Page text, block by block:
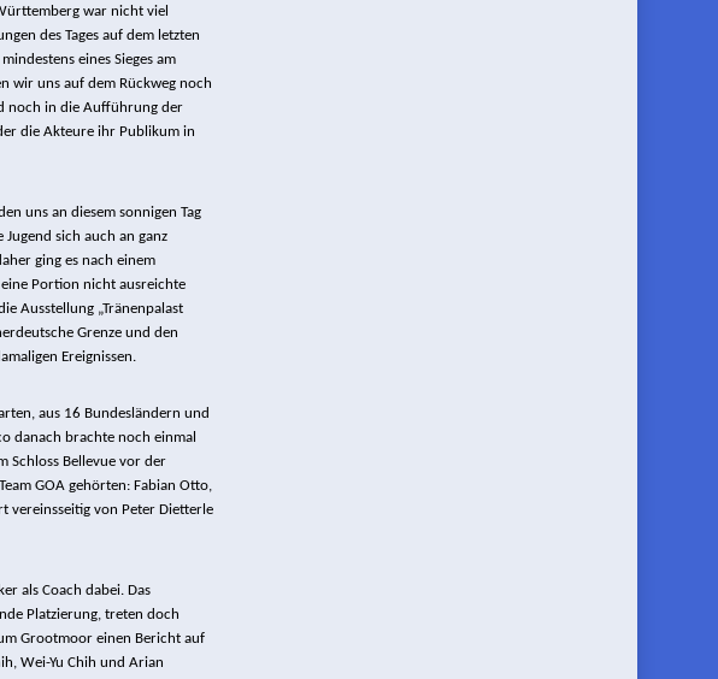
war nicht viel
des Tages auf dem letzten
eines Sieges am
wir uns auf dem Rückweg noch
noch in die Aufführung der
die Akteure ihr Publikum in
uns an diesem sonnigen Tag
sich auch an ganz
ging es nach einem
Portion nicht ausreichte
Ausstellung „Tränenpalast
Grenze und den
Ereignissen.
aus 16 Bundesländern und
danach brachte noch einmal
Schloss Bellevue vor der
GOA gehörten: Fabian Otto,
vereinsseitig von Peter Dietterle
als Coach dabei. Das
Platzierung, treten doch
Grootmoor einen Bericht auf
Wei-Yu Chih und Arian